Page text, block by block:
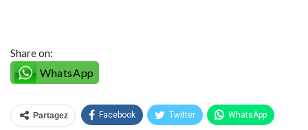
Share on:
WhatsApp
Partagez Facebook Twitter WhatsApp